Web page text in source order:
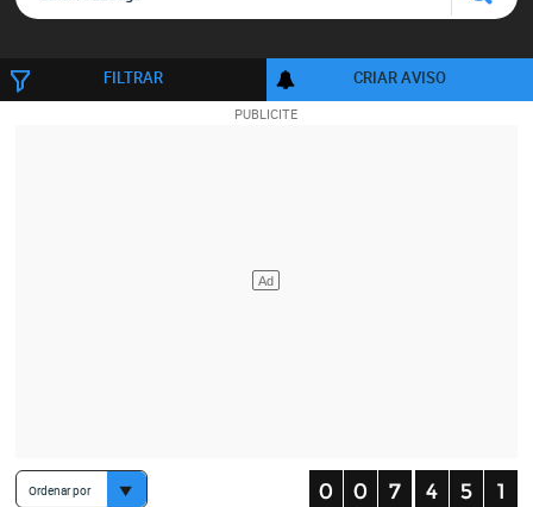
FILTRAR CRIAR AVISO
Ordenar por